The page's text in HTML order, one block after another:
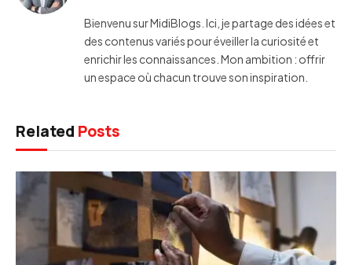
Bienvenu sur MidiBlogs. Ici, je partage des idées et
des contenus variés pour éveiller la curiosité et
enrichir les connaissances. Mon ambition : offrir
un espace où chacun trouve son inspiration.
Related Posts